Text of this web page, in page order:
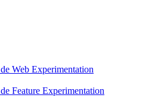
Web Experimentation
Feature Experimentation